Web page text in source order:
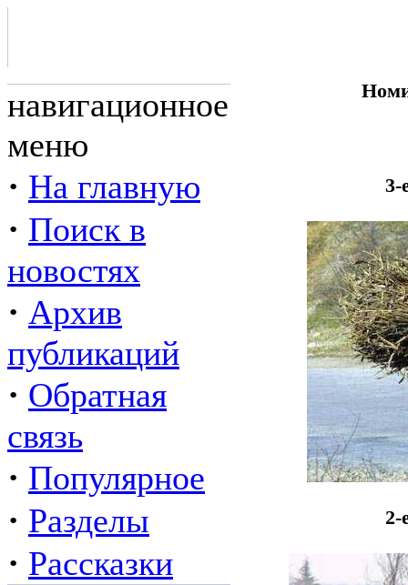
навигационное
меню
· На главную
· Поиск в
новостях
· Архив
публикаций
· Обратная
связь
· Популярное
· Разделы
· Рассказки
3-